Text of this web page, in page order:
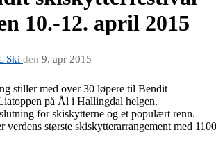
10.-12. april 2015
Ski den 9. apr 2015
stiller med over 30 løpere til Bendit
på Ål i Hallingdal helgen.
for skiskytterne og et populært renn.
verdens største skiskytterarrangement med 1100